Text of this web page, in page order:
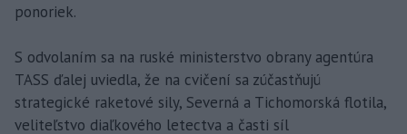
ponoriek.
S odvolaním sa na ruské ministerstvo obrany agentúra
TASS ďalej uviedla, že na cvičení sa zúčastňujú
strategické raketové sily, Severná a Tichomorská flotila,
veliteľstvo diaľkového letectva a časti síl